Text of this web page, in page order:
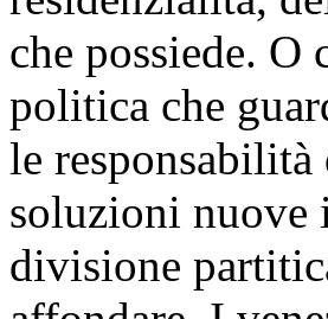
che possiede. O
politica che
le
soluzioni nuove
divisione